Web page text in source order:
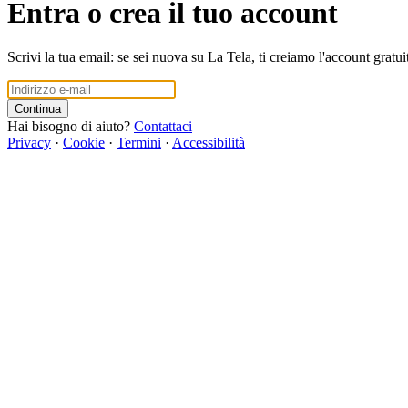
Entra o crea il tuo account
Scrivi la tua email: se sei nuova su La Tela, ti creiamo l'account
Continua
Hai bisogno di aiuto? Contattaci
Privacy · Cookie · Termini · Accessibilità